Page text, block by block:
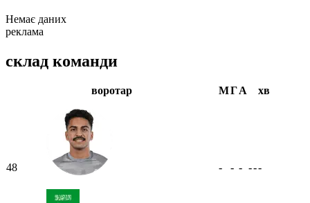
Немає даних
реклама
склад команди
воротар МГА хв
48 - - - ---